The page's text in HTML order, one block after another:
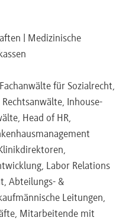
| Medizinische
für Sozialrecht,
Inhouse-
Head of HR,
Labor Relations
Abteilungs- &
Leitungen,
Mitarbeitende mit